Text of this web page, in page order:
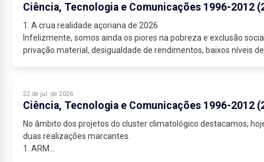
Ciência, Tecnologia e Comunicações 1996-2012
1. A crua realidade açoriana de 2026
Infelizmente, somos ainda os piores na pobreza e exclusão
privação material, desigualdade de rendimentos, baixos níveis de
22 de jul. de 2026
Ciência, Tecnologia e Comunicações 1996-2012
No âmbito dos projetos do cluster climatológico destacamos,
duas realizações marcantes.
1. ARM